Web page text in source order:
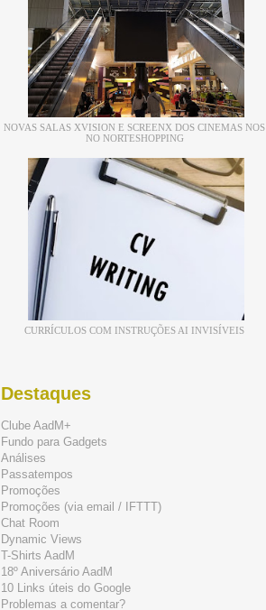
NOVAS SALAS XVISION E SCREENX DOS CINEMAS NOS
NO NORTESHOPPING
CURRÍCULOS COM INSTRUÇÕES AI INVISÍVEIS
Destaques
Clube AadM+
Fundo para Gadgets
Análises
Passatempos
Promoções
Promoções (via email / IFTTT)
Chat Room
Dynamic Views
T-Shirts AadM
18º Aniversário AadM
10 Links úteis do Google
Problemas a comentar?